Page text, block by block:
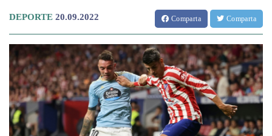
DEPORTE 20.09.2022 Comparta Comparta